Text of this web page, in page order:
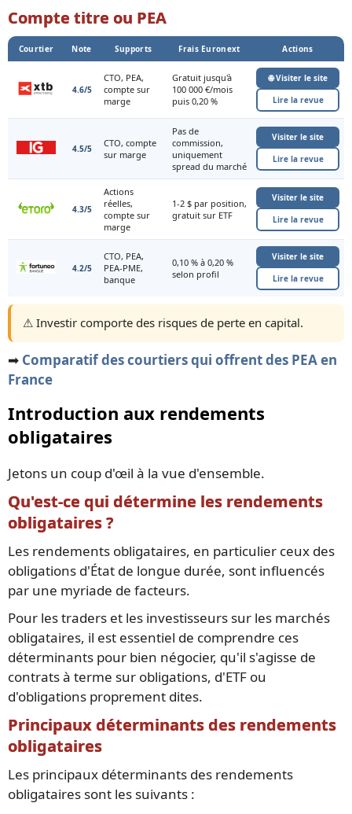
Compte titre ou PEA
Courtier Note Supports Frais Euronext Actions
4.6/5
CTO, PEA,
compte sur
marge
Gratuit jusqu'à
100 000 €/mois
puis 0,20 %
🌐 Visiter le site
Lire la revue
4.5/5
CTO, compte
sur marge
Pas de
commission,
uniquement
spread du marché
Visiter le site
Lire la revue
4.3/5
Actions
réelles,
compte sur
marge
1-2 $ par position,
gratuit sur ETF
Visiter le site
Lire la revue
4.2/5
CTO, PEA,
PEA-PME,
banque
0,10 % à 0,20 %
selon profil
Visiter le site
Lire la revue
⚠️ Investir comporte des risques de perte en capital.
➡️ Comparatif des courtiers qui offrent des PEA en
France
Introduction aux rendements
obligataires
Jetons un coup d'œil à la vue d'ensemble.
Qu'est-ce qui détermine les rendements
obligataires ?
Les rendements obligataires, en particulier ceux des
obligations d'État de longue durée, sont influencés
par une myriade de facteurs.
Pour les traders et les investisseurs sur les marchés
obligataires, il est essentiel de comprendre ces
déterminants pour bien négocier, qu'il s'agisse de
contrats à terme sur obligations, d'ETF ou
d'obligations proprement dites.
Principaux déterminants des rendements
obligataires
Les principaux déterminants des rendements
obligataires sont les suivants :